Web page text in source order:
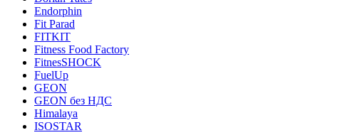
Endorphin
Fit Parad
FITKIT
Fitness Food Factory
FitnesSHOCK
FuelUp
GEON
GEON без НДС
Himalaya
ISOSTAR